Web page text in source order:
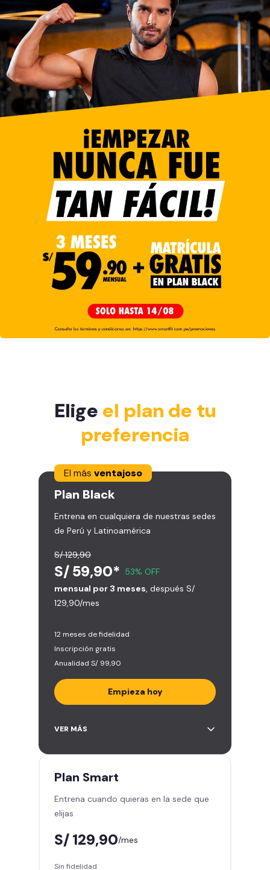
Elige el plan de tu
preferencia
El más ventajoso
Plan Black
Entrena en cualquiera de nuestras sedes
de Perú y Latinoamérica
S/ 129,90
S/ 59,90* 53% OFF
mensual por 3 meses , después S/
129,90/mes
12 meses de fidelidad
Inscripción gratis
Anualidad S/ 99,90
Empieza hoy
Entrena en todos los gimnasios de
(+2.000)
de peso libre e integrado -
Máquinas, pesas, discos y barras
Clases grupales con profesores -
Smart Fit App - Tu plan de
VER MÁS
Plan Smart
Entrena cuando quieras en la sede que
elijas
S/ 129,90/mes
Sin fidelidad